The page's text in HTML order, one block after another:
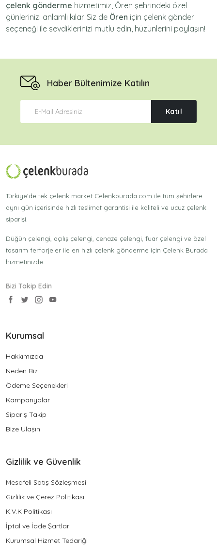
çelenk gönderme hizmetimiz, Ören şehrindeki özel
günlerinizi anlamlı kılar. Siz de Ören için çelenk gönder
seçeneği ile sevdiklerinizi mutlu edin, hüzünlerini paylaşın!
Haber Bültenimize Katılın
Katıl
Türkiye'de tek çelenk market Celenkburada.com ile tüm şehirlere
aynı gün içerisinde hızlı teslimat garantisi ile kaliteli ve ucuz çelenk
siparişi.
Düğün çelengi, açılış çelengi, cenaze çelengi, fuar çelengi ve özel
tasarım ferforjeler ile en hızlı çelenk gönderme için Çelenk Burada
hizmetinizde.
Bizi Takip Edin
Kurumsal
Hakkımızda
Neden Biz
Ödeme Seçenekleri
Kampanyalar
Sipariş Takip
Bize Ulaşın
Gizlilik ve Güvenlik
Mesafeli Satış Sözleşmesi
Gizlilik ve Çerez Politikası
K.V.K Politikası
İptal ve İade Şartları
Kurumsal Hizmet Tedariği